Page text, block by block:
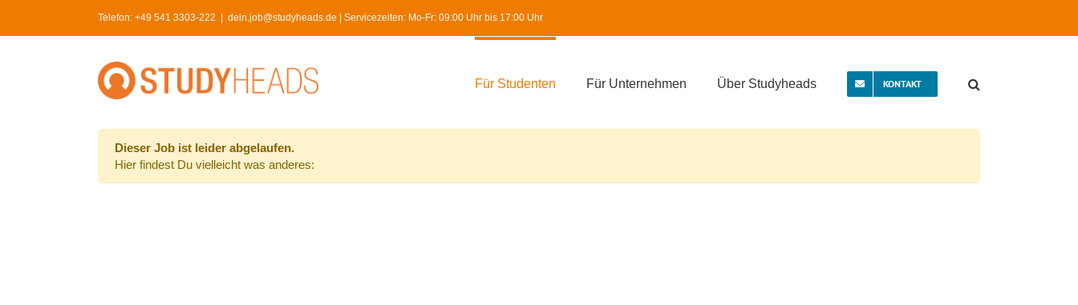
Telefon: +49 541 3303-222 dein.job@studyheads.de | Servicezeiten: Mo-Fr: 09:00 Uhr bis 17:00 Uhr
Für Studenten Für Unternehmen Über Studyheads KONTAKT
Dieser Job ist leider abgelaufen.
Hier findest Du vielleicht was anderes: